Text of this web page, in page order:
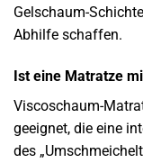
Gelschaum-
Abhilfe schaffen.
Ist eine Matratze
Viscoschaum-
geeignet, die eine
des